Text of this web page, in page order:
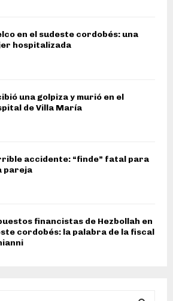
en el sudeste cordobés: una
hospitalizada
una golpiza y murió en el
de Villa María
accidente: “finde” fatal para
pareja
financistas de Hezbollah en
cordobés: la palabra de la fiscal